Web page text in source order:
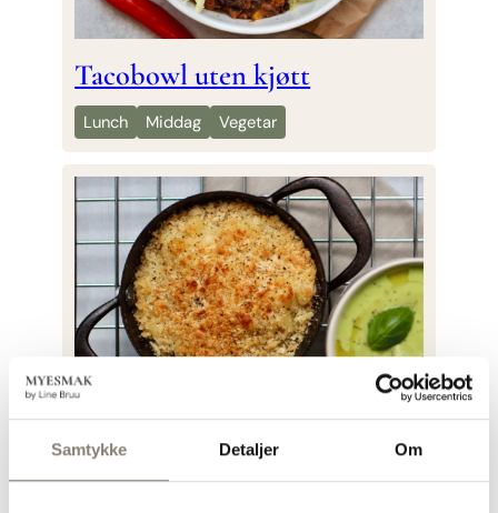
Samtykke Detaljer Om
Tacobowl uten kjøtt
Lunch Middag Vegetar
Mac and cheese med